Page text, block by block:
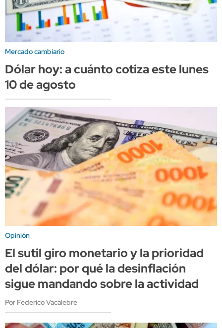
Mercado cambiario
Dólar hoy: a cuánto cotiza este lunes
10 de agosto
Opinión
El sutil giro monetario y la prioridad
del dólar: por qué la desinflación
sigue mandando sobre la actividad
Por Federico Vacalebre